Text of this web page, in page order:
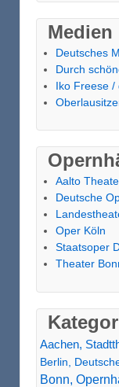
Medien
Deutsches
Durch
Iko Freese /
Aalto
Deutsche
Oper Köln
Staatsoper
Theater
Aachen,
Berlin,
Bonn,